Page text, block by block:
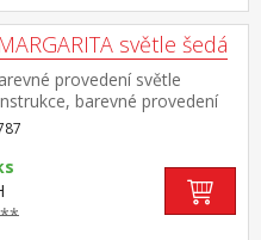
světle šedá
provedení světle
barevné provedení
49 cm doporučená nosnost
**